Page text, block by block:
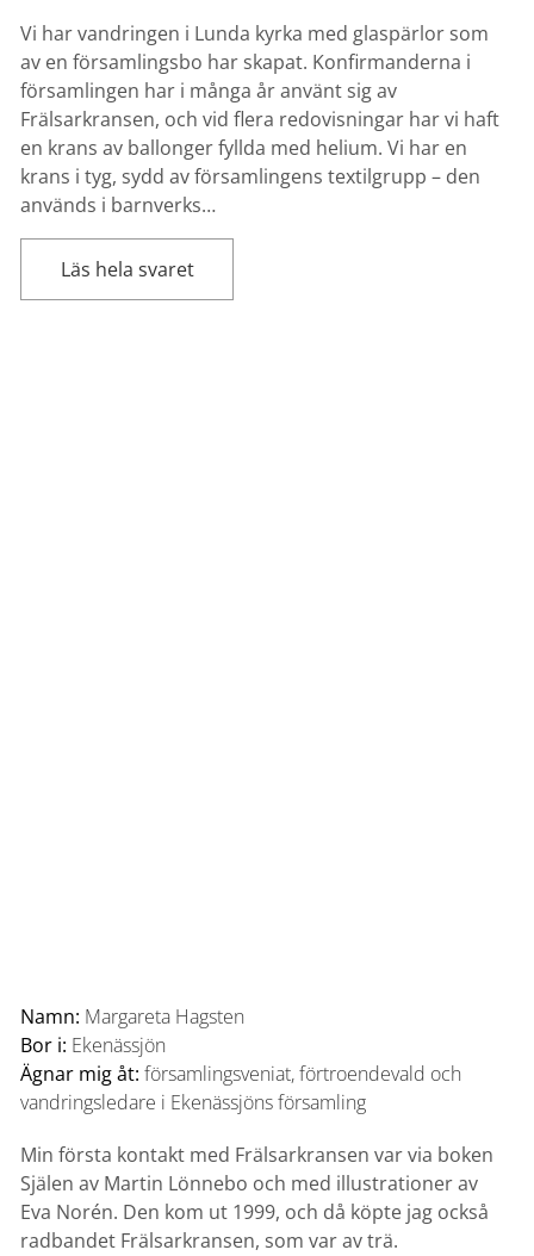
Vi har vandringen i Lunda kyrka med glaspärlor som
av en församlingsbo har skapat. Konfirmanderna i
församlingen har i många år använt sig av
Frälsarkransen, och vid flera redovisningar har vi haft
en krans av ballonger fyllda med helium. Vi har en
krans i tyg, sydd av församlingens textilgrupp – den
används i barnverks…
Läs hela svaret
Namn: Margareta Hagsten
Bor i: Ekenässjön
Ägnar mig åt:församlingsveniat, förtroendevald och
vandringsledare i Ekenässjöns församling
Min första kontakt med Frälsarkransen var via boken
Själen av Martin Lönnebo och med illustrationer av
Eva Norén. Den kom ut 1999, och då köpte jag också
radbandet Frälsarkransen, som var av trä.